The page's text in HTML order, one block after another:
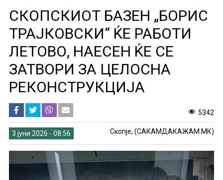
СКОПСКИОТ БАЗЕН „БОРИС
ТРАЈКОВСКИ“ ЌЕ РАБОТИ
ЛЕТОВО, НАЕСЕН ЌЕ СЕ
ЗАТВОРИ ЗА ЦЕЛОСНА
РЕКОНСТРУКЦИЈА
5342
3 јуни 2026 - 08:56 Скопје, (САКАМДАКАЖАМ.МК)